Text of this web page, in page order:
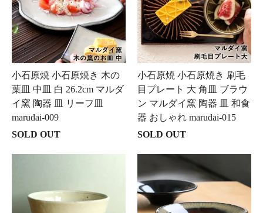
小石原焼 小石原焼き 木の
葉皿 中皿 白 26.2cm マルダ
イ窯 陶器 皿 リーフ皿
marudai-009
SOLD OUT
小石原焼 小石原焼き 刷毛
目プレート 大 角皿 ブラウ
ン マルダイ窯 陶器 皿 和食
器 おしゃれ marudai-015
SOLD OUT